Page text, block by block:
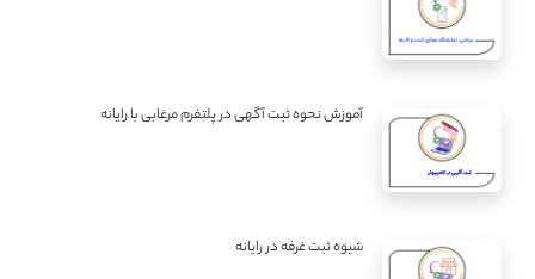
آموزش نحوه ثبت آگهی در پلتفرم مرغابی با رایانه
شیوه ثبت غرفه در رایانه